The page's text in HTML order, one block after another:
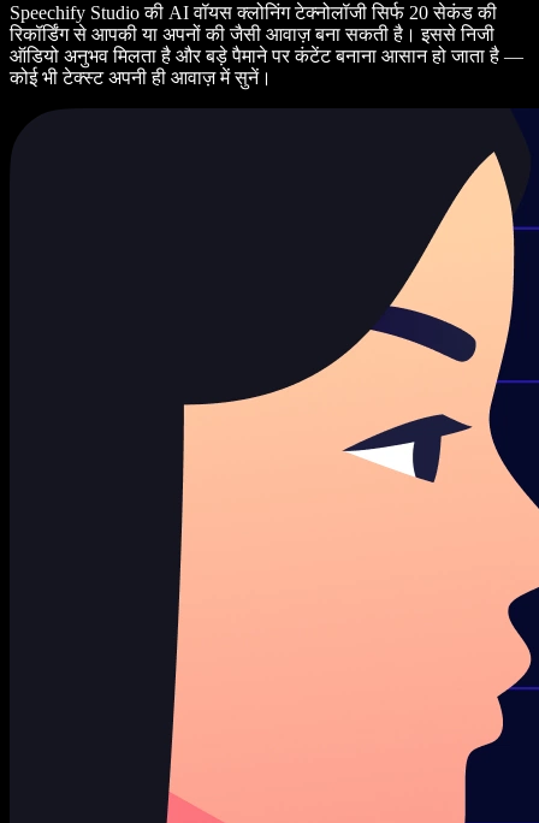
Speechify Studio की AI वॉयस क्लोनिंग टेक्नोलॉजी सिर्फ 20 सेकंड की
रिकॉर्डिंग से आपकी या अपनों की जैसी आवाज़ बना सकती है। इससे निजी
ऑडियो अनुभव मिलता है और बड़े पैमाने पर कंटेंट बनाना आसान हो जाता है —
कोई भी टेक्स्ट अपनी ही आवाज़ में सुनें।